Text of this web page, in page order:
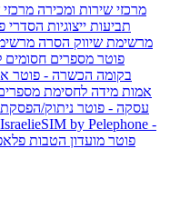
מרכזי שירות ומכירה
תביעות ייצוגיות הסדרי
מרשימת שיווק הסרה
פוטר מספרים חסומים
בקומה הכשרה - פוטר
אמות מידה לחסימת
עסקה - פוטר ניתוק/
IsraelieSIM by Pelephone -
פוטר מועדון הטבות